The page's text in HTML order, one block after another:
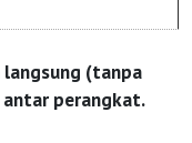
langsung (tanpa
antar perangkat.